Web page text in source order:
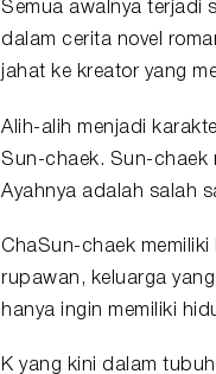
Semua awalnya terjadi
dalam cerita novel
jahat ke kreator yang
Alih-alih menjadi
Sun-chaek. Sun-chaek
Ayahnya adalah salah
ChaSun-chaek
rupawan, keluarga
hanya ingin memiliki
K yang kini dalam